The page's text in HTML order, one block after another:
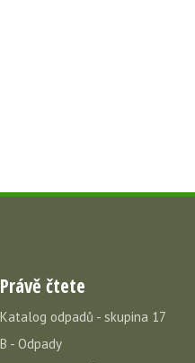
Právě čtete
Katalog odpadů - skupina 17
B - Odpady